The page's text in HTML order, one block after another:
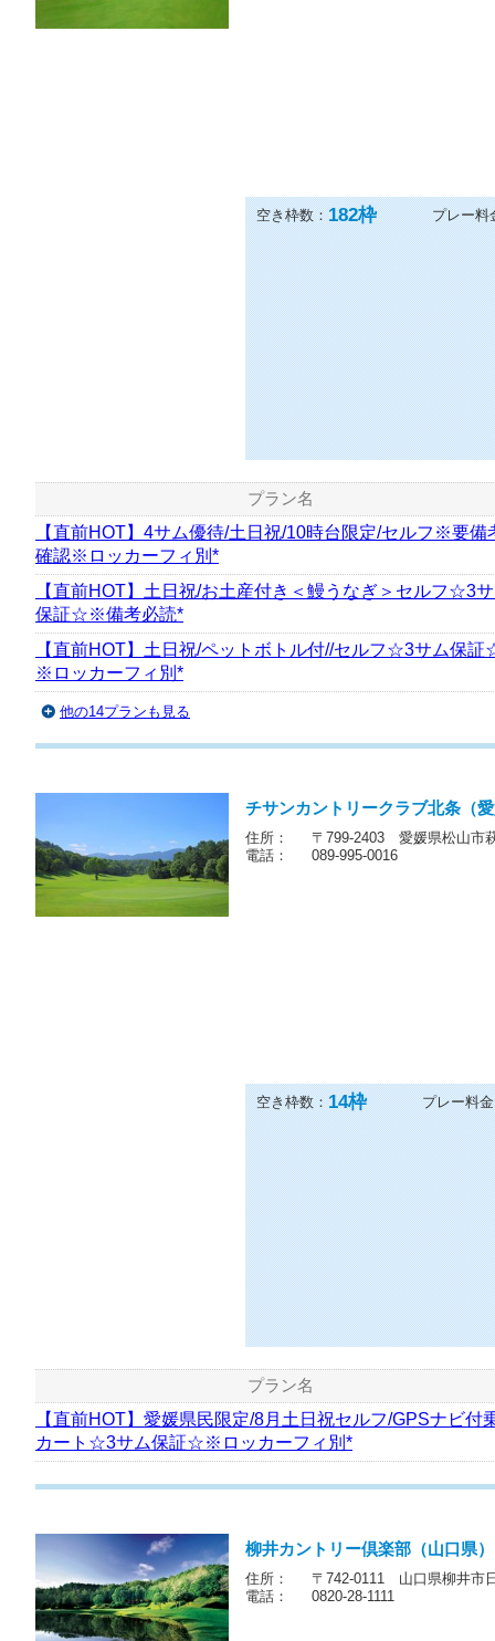
空き枠数： 182枠 プレー料
プラン名
【直前HOT】4サム優待/土日祝/10時台限定/セルフ※要備
確認※ロッカーフィ別*
【直前HOT】土日祝/お土産付き＜鰻うなぎ＞セルフ☆3
保証☆※備考必読*
【直前HOT】土日祝/ペットボトル付//セルフ☆3サム保
※ロッカーフィ別*
他の14プランも見る
チサンカントリークラブ北条（
住所：
〒799-2403 愛媛県松山市
電話：
089-995-0016
空き枠数： 14枠 プレー料
プラン名
【直前HOT】愛媛県民限定/8月土日祝セルフ/GPSナビ付
カート☆3サム保証☆※ロッカーフィ別*
柳井カントリー倶楽部（山口県）
住所：
〒742-0111 山口県柳井市
電話：
0820-28-1111